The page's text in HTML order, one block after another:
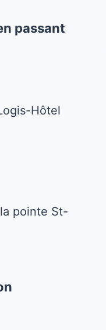
passant
Hôtel
pointe St-